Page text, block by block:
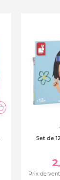
Set de
2
Prix de